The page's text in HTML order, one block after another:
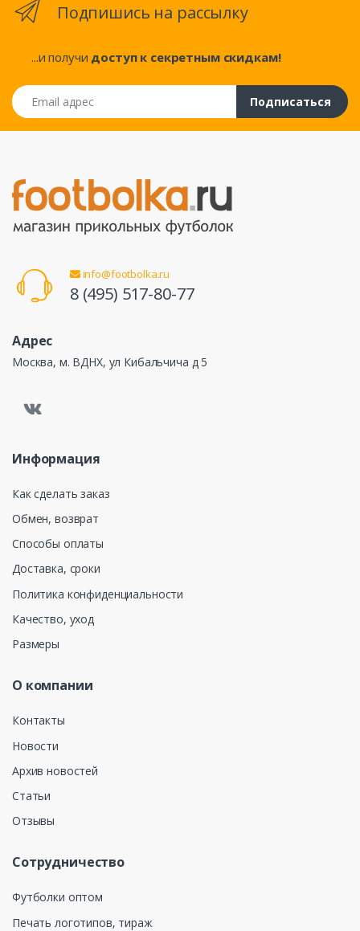
Подпишись на рассылку
...и получи доступ к секретным скидкам!
Email адрес
Подписаться
info@footbolka.ru
8 (495) 517-80-77
Адрес
Москва, м. ВДНХ, ул Кибальчича д 5
Информация
Как сделать заказ
Обмен, возврат
Способы оплаты
Доставка, сроки
Политика конфиденциальности
Качество, уход
Размеры
О компании
Контакты
Новости
Архив новостей
Статьи
Отзывы
Сотрудничество
Футболки оптом
Печать логотипов, тираж